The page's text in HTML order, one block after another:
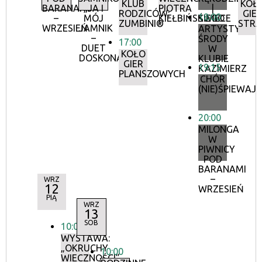
BARANAMI
–
WRZESIEŃ
„JA I
MÓJ
JAMNIK
–
DUET
DOSKONAŁY”
KLUB
RODZICÓW:
ZUMBINI®
17:00
KOŁO
GIER
PLANSZOWYCH
PIOTRA
KIEŁBIŃSKIEGO
|
ŚWIECE
18:00
ŚRODY
W
KLUBIE
KAZIMIERZ
19:15
CHÓR
20:00
MILONGA
W
PIWNICY
POD
BARANAMI
–
WRZESIEŃ
GIER
WRZ
12
PIĄ
10:00
WYSTAWA:
„OKRUCHY
WIECZNOŚCI”
WRZ
13
SOB
10:00